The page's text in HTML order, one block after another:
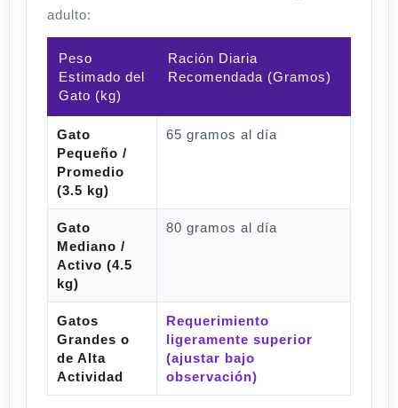
adulto:
Peso
Estimado del
Gato (kg)
Ración Diaria
Recomendada (Gramos)
Gato
Pequeño /
Promedio
(3.5 kg)
65 gramos al día
Gato
Mediano /
Activo (4.5
kg)
80 gramos al día
Gatos
Grandes o
de Alta
Actividad
Requerimiento
ligeramente superior
(ajustar bajo
observación)